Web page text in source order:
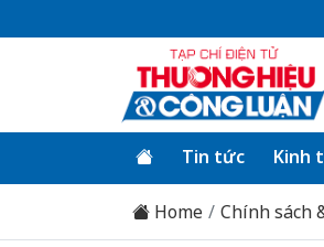
Tin tức Kinh
Home Chính sách